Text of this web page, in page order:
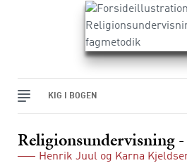
KIG I BOGEN
Religionsundervisning
Henrik Juul og Karna